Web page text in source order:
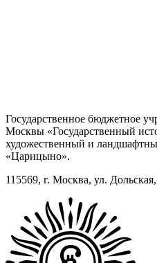
Государственное бюджетное
Москвы «Государственный
художественный и
«Царицыно».
115569, г. Москва, ул. Дольская,